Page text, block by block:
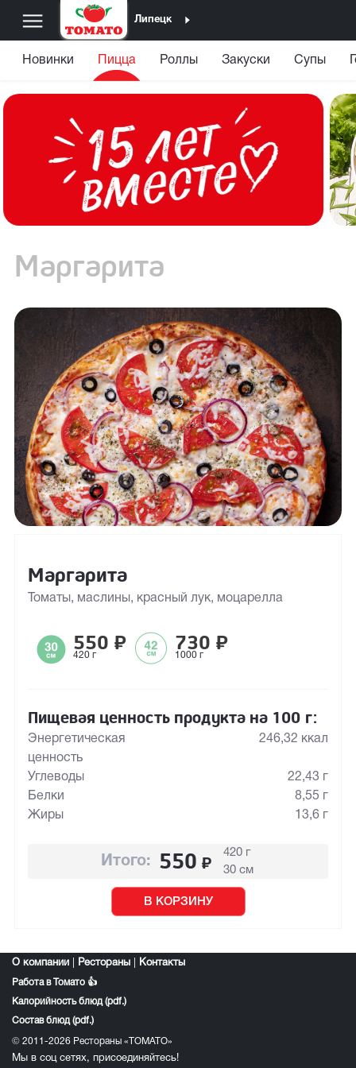
Липецк
Новинки Пицца Роллы Закуски Супы
Маргарита
Маргарита
Томаты, маслины, красный лук, моцарелла
550 ₽
420 г
730 ₽
1000 г
Пищевая ценность продукта на 100 г:
Энергетическая
ценность
246,32 ккал
Углеводы
22,43 г
Белки
8,55 г
Жиры
13,6 г
Итого: 550 ₽
420 г
30 см
В КОРЗИНУ
О компании Рестораны Контакты
Работа в Томато 👍
Калорийность блюд (pdf.)
Состав блюд (pdf.)
© 2011-2026 Рестораны «ТОМАТО»
Мы в соц сетях, присоединяйтесь!